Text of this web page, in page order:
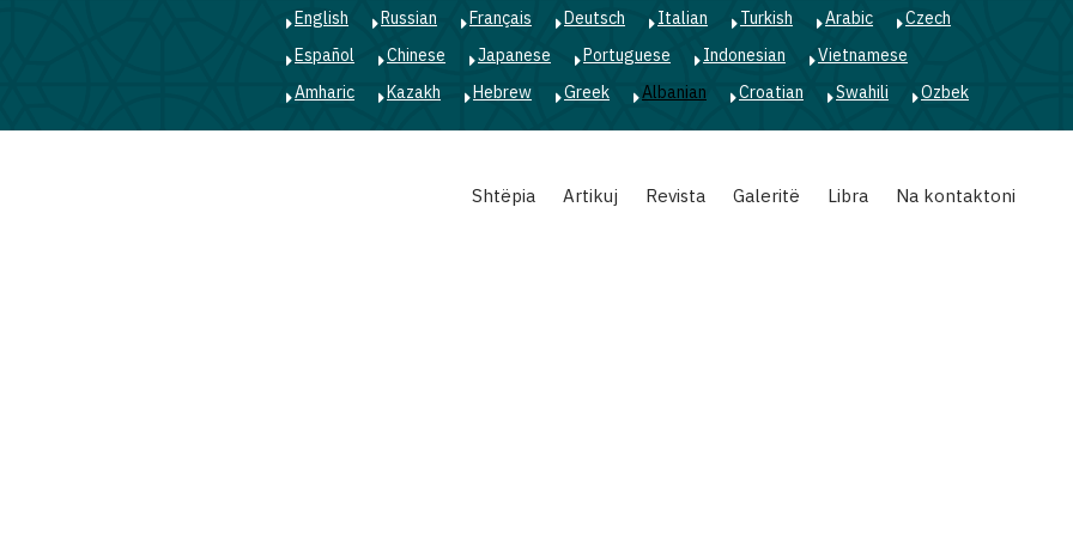
English Russian Français Deutsch Italian Turkish Arabic
Czech
Español
Chinese Japanese Portuguese Indonesian
Vietnamese
Amharic
Kazakh Hebrew Greek Albanian Croatian Swahili Ozbek
Shtëpia Artikuj Revista Galeritë Libra Na kontaktoni